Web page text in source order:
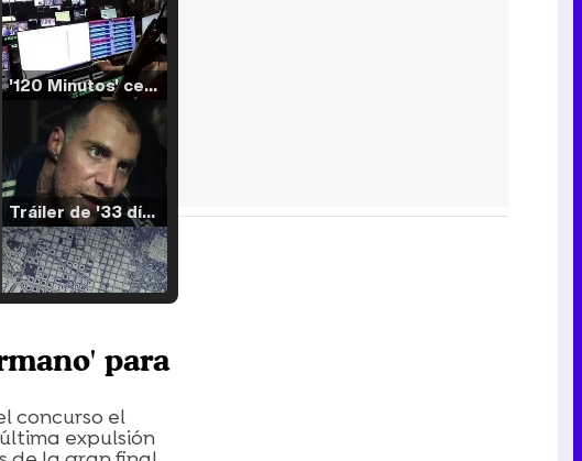
'120 Minutos' celebra sus 2.000 programas en Telemadrid con un vídeo del día a día en la redacción
Tráiler de '33 días', la nueva serie de Atresplayer con Julián Villagrán y José Manuel Poga
para
concurso el
expulsión